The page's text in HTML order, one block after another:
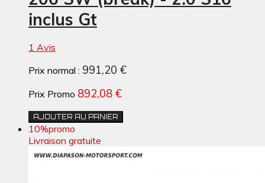
inclus Gt
1 Avis
Prix normal : 991,20 €
Prix Promo 892,08 €
AJOUTER AU PANIER
10%promo
Livraison gratuite